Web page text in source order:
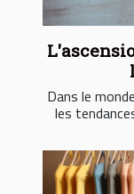
Dans le
les